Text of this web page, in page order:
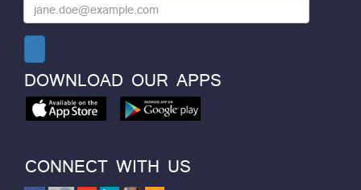
DOWNLOAD OUR APPS
CONNECT WITH US